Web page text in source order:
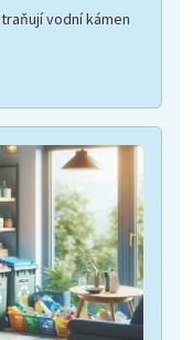
vodní kámen